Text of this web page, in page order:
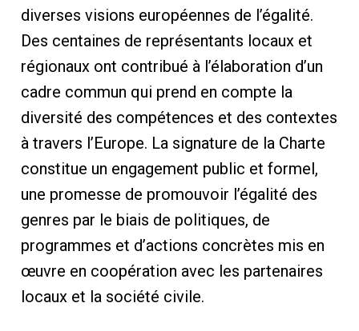
diverses visions européennes de l’égalité.
Des centaines de représentants locaux et
régionaux ont contribué à l’élaboration d’un
cadre commun qui prend en compte la
diversité des compétences et des contextes
à travers l’Europe. La signature de la Charte
constitue un engagement public et formel,
une promesse de promouvoir l’égalité des
genres par le biais de politiques, de
programmes et d’actions concrètes mis en
œuvre en coopération avec les partenaires
locaux et la société civile.